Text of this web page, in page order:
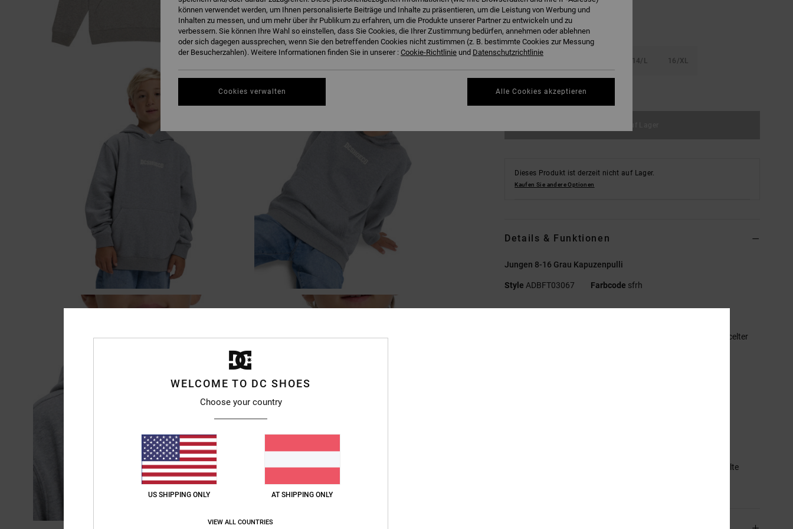
14/L 16/XL
Größentabelle ansehen
Dieses Produkt ist derzeit nicht auf Lager.
Kaufen Sie andere Optionen
Details & Funktionen
Jungen 8-16 Grau Kapuzenpulli
Style ADBFT03067 Farbcode sfrh
Leichter gebürsteter Stoff aus Baumwolle, recycelter
[Hauptstoff] 50% Baumwolle, 25% Recycelte
WELCOME TO DC SHOES
Choose your country
US SHIPPING ONLY AT SHIPPING ONLY
VIEW ALL COUNTRIES
können verwendet werden, um Ihnen personalisierte Beiträge und Inhalte zu präsentieren, um die Leistung von Werbung und
Inhalten zu messen, und um mehr über ihr Publikum zu erfahren, um die Produkte unserer Partner zu entwickeln und zu
verbessern. Sie können Ihre Wahl so einstellen, dass Sie Cookies, die Ihrer Zustimmung bedürfen, annehmen oder ablehnen
oder sich dagegen aussprechen, wenn Sie den betreffenden Cookies nicht zustimmen (z. B. bestimmte Cookies zur Messung
der Besucherzahlen). Weitere Informationen finden Sie in unserer : Cookie-Richtlinie und Datenschutzrichtlinie
Cookies verwalten Alle Cookies akzeptieren